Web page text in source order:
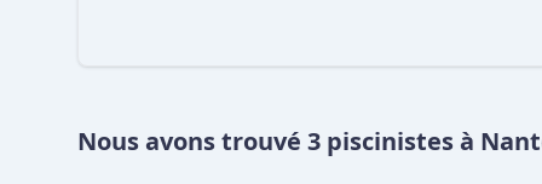
Nous avons trouvé 3 piscinistes à